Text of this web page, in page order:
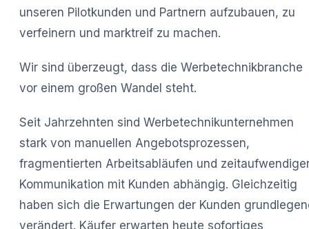
unseren Pilotkunden und Partnern aufzubauen, zu
verfeinern und marktreif zu machen.
Wir sind überzeugt, dass die Werbetechnikbranche
vor einem großen Wandel steht.
Seit Jahrzehnten sind Werbetechnikunternehmen
stark von manuellen Angebotsprozessen,
fragmentierten Arbeitsabläufen und
Kommunikation mit Kunden abhängig. Gleichzeitig
haben sich die Erwartungen der Kunden
verändert. Käufer erwarten heute sofortiges